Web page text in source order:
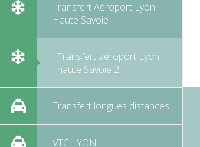
Transfert Aéroport Lyon
Haute Savoie
Transfert aéroport Lyon
haute Savoie 2
Transfert longues distances
VTC LYON